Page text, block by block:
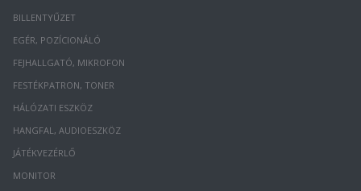
BILLENTYŰZET
EGÉR, POZÍCIONÁLÓ
FEJHALLGATÓ, MIKROFON
FESTÉKPATRON, TONER
HÁLÓZATI ESZKÖZ
HANGFAL, AUDIOESZKÖZ
JÁTÉKVEZÉRLŐ
MONITOR